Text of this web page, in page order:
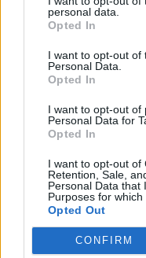
personal data.
Opted In
I want to opt-out of
Personal Data.
Opted In
I want to opt-out of
Personal Data for
Opted In
I want to opt-out of
Retention, Sale,
Personal Data that
Purposes for which
Opted Out
CONFIRM
FŐTÉR
A
üzeni,
További
Dunába
egyelőre
szerint pedig
nem lesz a